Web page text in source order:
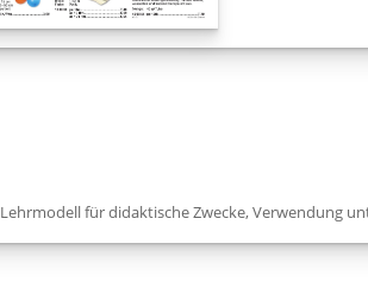
Lehrmodell für didaktische Zwecke, Verwendung